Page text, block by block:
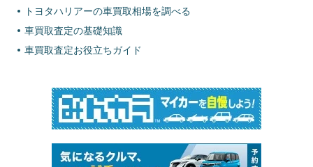
トヨタハリアーの車買取相場を調べる
車買取査定の基礎知識
車買取査定お役立ちガイド